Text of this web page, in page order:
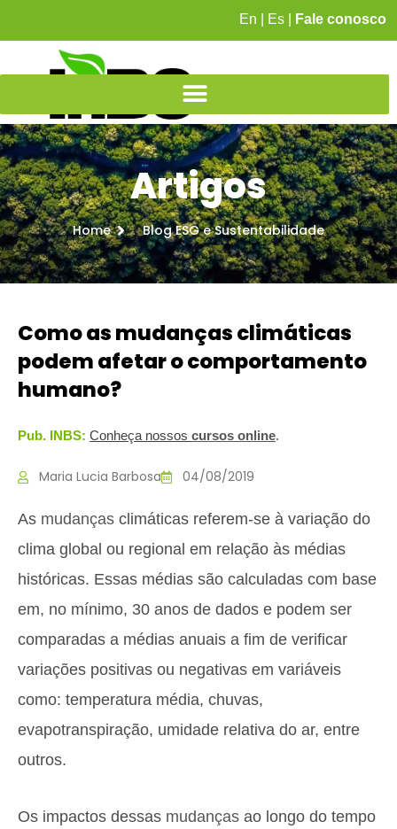
En Es Fale conosco
Artigos
Home Blog ESG e Sustentabilidade
Como as mudanças climáticas
podem afetar o comportamento
humano?
Pub. INBS: Conheça nossos cursos online.
Maria Lucia Barbosa 04/08/2019
As mudanças climáticas referem-se à variação do
clima global ou regional em relação às médias
históricas. Essas médias são calculadas com base
em, no mínimo, 30 anos de dados e podem ser
comparadas a médias anuais a fim de verificar
variações positivas ou negativas em variáveis
como: temperatura média, chuvas,
evapotranspiração, umidade relativa do ar, entre
outros.
Os impactos dessas mudanças ao longo do tempo